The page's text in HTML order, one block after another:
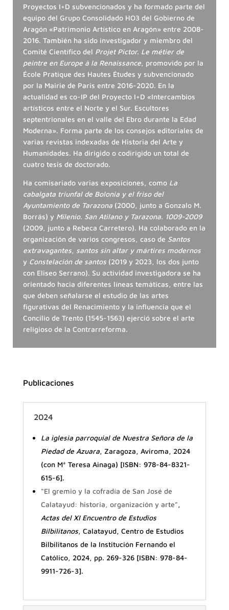
Proyectos I+D subvencionados y ha formado parte del
equipo del Grupo Consolidado HO3 del Gobierno de
Aragón «Patrimonio Artístico en Aragón» entre 2008-
2016. También ha sido investigador y miembro del
Comité Científico del Projet Pictor. Le métier de
peintre en Europe à la Renaissance, promovido por la
École Pratique des Hautes Études y subvencionado
por la Mairie de Paris entre 2016-2020. En la
actualidad es co-IP del Proyecto I+D «Intercambios
artísticos entre el Norte y el Sur. Escultores
septentrionales en el valle del Ebro durante la Edad
Moderna». Forma parte de los consejos editoriales de
varias revistas indexadas de Historia del Arte y
Humanidades. Ha dirigido o codirigido un total de
cuatro tesis de doctorado.
Ha comisariado varias exposiciones, como La
cabalgata triunfal de Bolonia y el friso del
Ayuntamiento de Tarazona(2000, junto a Gonzalo M.
Borrás) y Milenio. San Atilano y Tarazona. 1009-2009
(2009, junto a Rebeca Carretero). Ha colaborado en la
organización de varios congresos, caso de Santos
extravagantes, santos sin altar y mártires modernos
y Constelación de santos(2019 y 2023, los dos junto
con Eliseo Serrano). Su actividad investigadora se ha
orientado hacia diferentes líneas temáticas, entre las
que deben señalarse el estudio de las artes
figurativas del Renacimiento y la influencia que el
Concilio de Trento (1545-1563) ejerció sobre el arte
religioso de la Contrarreforma.
Publicaciones
2024
La iglesia parroquial de Nuestra Señora de la
Piedad de Azuara, Zaragoza, Aviroma, 2024
(con Mª Teresa Ainaga) [ISBN: 978-84-8321-
615-6].
“El gremio y la cofradía de San José de
Calatayud: historia, organización y arte”,
Actas del XI Encuentro de Estudios
Bilbilitanos, Calatayud, Centro de Estudios
Bilbilitanos de la Institución Fernando el
Católico, 2024, pp. 269-326 [ISBN: 978-84-
9911-726-3].